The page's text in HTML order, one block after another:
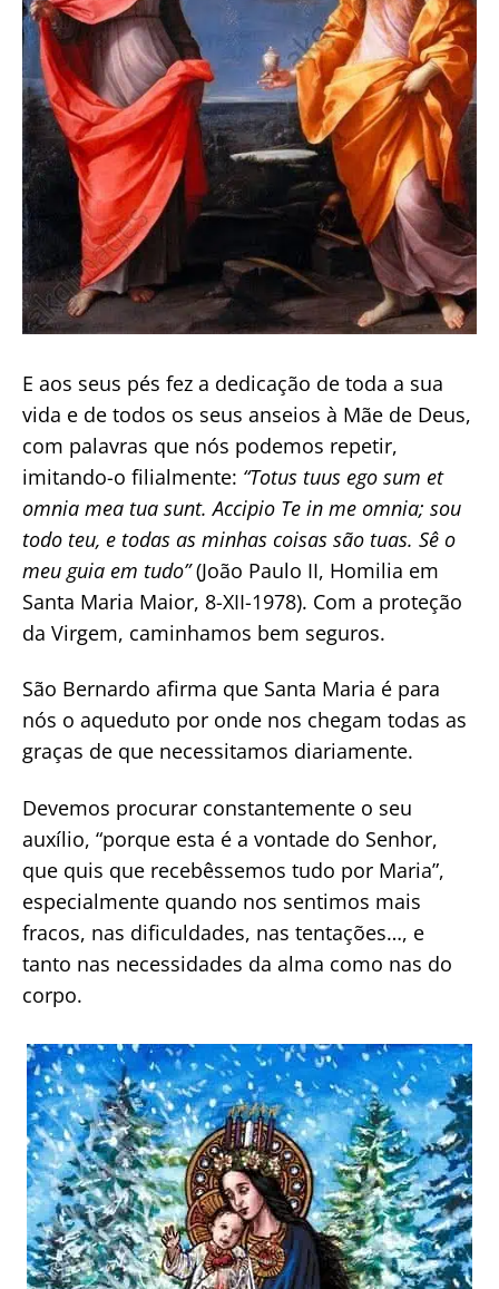
E aos seus pés fez a dedicação de toda a sua
vida e de todos os seus anseios à Mãe de Deus,
com palavras que nós podemos repetir,
imitando-o filialmente: “Totus tuus ego sum et
omnia mea tua sunt. Accipio Te in me omnia; sou
todo teu, e todas as minhas coisas são tuas. Sê o
meu guia em tudo” (João Paulo II, Homilia em
Santa Maria Maior, 8-XII-1978). Com a proteção
da Virgem, caminhamos bem seguros.
São Bernardo afirma que Santa Maria é para
nós o aqueduto por onde nos chegam todas as
graças de que necessitamos diariamente.
Devemos procurar constantemente o seu
auxílio, “porque esta é a vontade do Senhor,
que quis que recebêssemos tudo por Maria”,
especialmente quando nos sentimos mais
fracos, nas dificuldades, nas tentações…, e
tanto nas necessidades da alma como nas do
corpo.